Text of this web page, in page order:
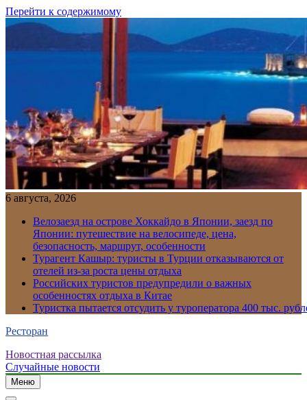
Перейти к содержимому
6 августа, 2026
Велозаезд на острове Хоккайдо в Японии, заезд по
Японии: путешествие на велосипеде, цена,
безопасность, маршрут, особенности
Турагент Кашыр: туристы в Турции отказываются от
отелей из-за роста цены отдыха
Российских туристов предупредили о важных
особенностях отдыха в Китае
Туристка пытается отсудить у туроператора 400 тыс.
Ресторан
Новостная рассылка
Случайные новости
Меню